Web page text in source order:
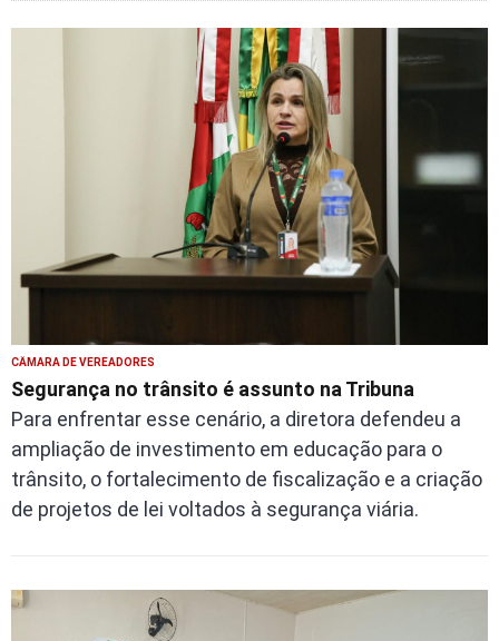
CÂMARA DE VEREADORES
Segurança no trânsito é assunto na Tribuna
Para enfrentar esse cenário, a diretora defendeu a
ampliação de investimento em educação para o
trânsito, o fortalecimento de fiscalização e a criação
de projetos de lei voltados à segurança viária.